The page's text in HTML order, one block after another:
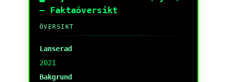
– Faktaöversikt
ÖVERSIKT
Lanserad
2021
Bakgrund